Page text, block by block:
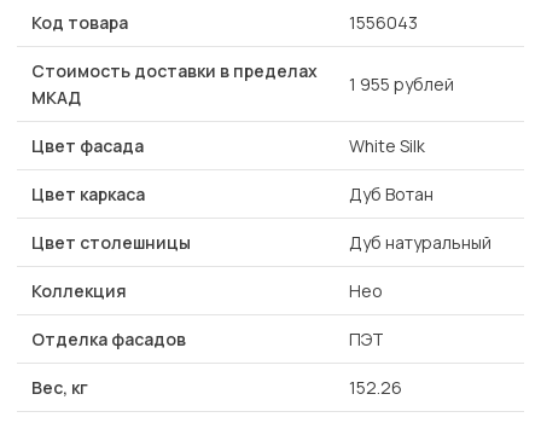
Код товара 1556043
Стоимость доставки в пределах
МКАД
1 955 рублей
Цвет фасада White Silk
Цвет каркаса Дуб Вотан
Цвет столешницы Дуб натуральный
Коллекция Нео
Отделка фасадов ПЭТ
Вес, кг 152.26